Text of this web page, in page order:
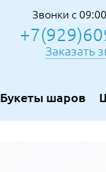
Звонки с
Заказать
Букеты шаров